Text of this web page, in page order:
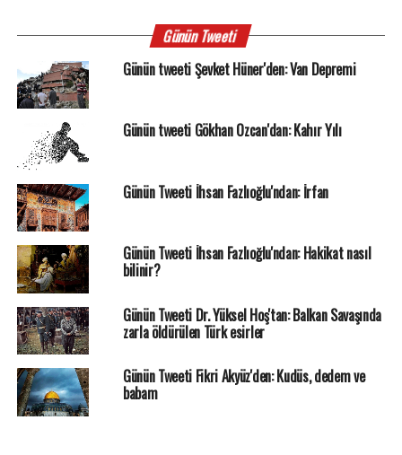
Günün Tweeti
Günün tweeti Şevket Hüner'den: Van Depremi
Günün tweeti Gökhan Özcan'dan: Kahır Yılı
Günün Tweeti İhsan Fazlıoğlu'ndan: İrfan
Günün Tweeti İhsan Fazlıoğlu'ndan: Hakikat nasıl
bilinir?
Günün Tweeti Dr. Yüksel Hoş'tan: Balkan Savaşında
zarla öldürülen Türk esirler
Günün Tweeti Fikri Akyüz'den: Kudüs, dedem ve
babam